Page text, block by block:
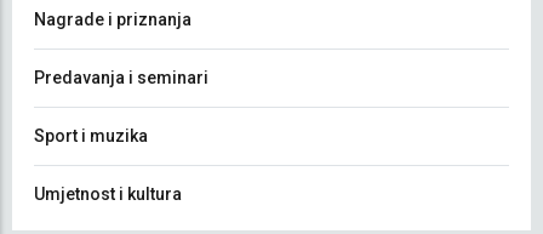
Nagrade i priznanja
Predavanja i seminari
Sport i muzika
Umjetnost i kultura